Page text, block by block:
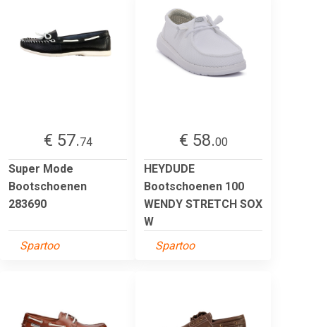
€ 57.74
Super Mode
Bootschoenen
283690
Spartoo
€ 58.00
HEYDUDE
Bootschoenen 100
WENDY STRETCH SOX
W
Spartoo